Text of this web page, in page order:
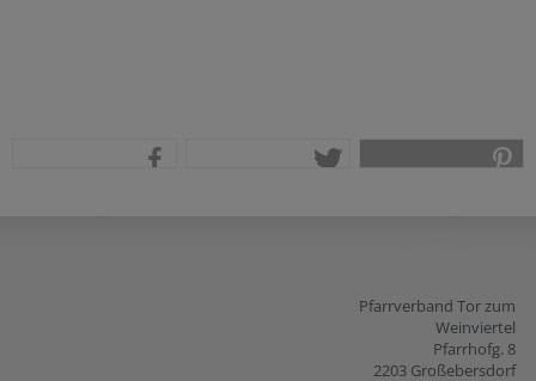
Pfarrverband Tor zum
Weinviertel
Pfarrhofg. 8
2203 Großebersdorf